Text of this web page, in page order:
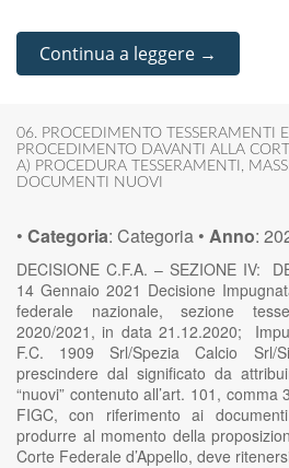
Continua a leggere →
06. PROCEDIMENTO TESSERAMENTI
PROCEDIMENTO DAVANTI ALLA
A) PROCEDURA TESSERAMENTI ,
DOCUMENTI NUOVI
• Categoria: Categoria • Anno:
DECISIONE C.F.A. – SEZIONE IV:
14 Gennaio 2021 Decisione
federale nazionale, sezione
2020/2021, in data 21.12.2020;
F.C. 1909 Srl/Spezia Calcio
prescindere dal significato da
“nuovi” contenuto all’art. 101,
FIGC, con riferimento ai
produrre al momento della
Corte Federale d’Appello, deve